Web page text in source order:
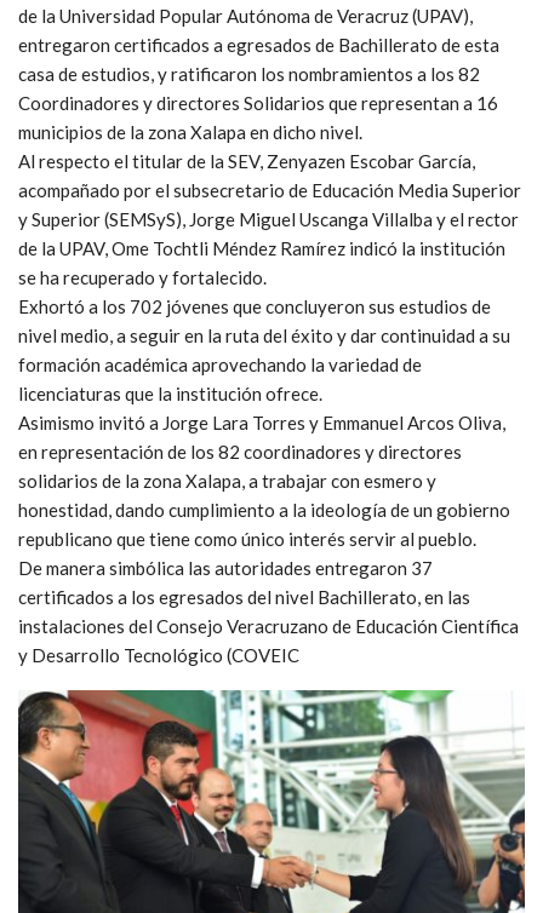
de la Universidad Popular Autónoma de Veracruz (UPAV),
entregaron certificados a egresados de Bachillerato de esta
casa de estudios, y ratificaron los nombramientos a los 82
Coordinadores y directores Solidarios que representan a 16
municipios de la zona Xalapa en dicho nivel.
Al respecto el titular de la SEV, Zenyazen Escobar García,
acompañado por el subsecretario de Educación Media Superior
y Superior (SEMSyS), Jorge Miguel Uscanga Villalba y el rector
de la UPAV, Ome Tochtli Méndez Ramírez indicó la institución
se ha recuperado y fortalecido.
Exhortó a los 702 jóvenes que concluyeron sus estudios de
nivel medio, a seguir en la ruta del éxito y dar continuidad a su
formación académica aprovechando la variedad de
licenciaturas que la institución ofrece.
Asimismo invitó a Jorge Lara Torres y Emmanuel Arcos Oliva,
en representación de los 82 coordinadores y directores
solidarios de la zona Xalapa, a trabajar con esmero y
honestidad, dando cumplimiento a la ideología de un gobierno
republicano que tiene como único interés servir al pueblo.
De manera simbólica las autoridades entregaron 37
certificados a los egresados del nivel Bachillerato, en las
instalaciones del Consejo Veracruzano de Educación Científica
y Desarrollo Tecnológico (COVEIC